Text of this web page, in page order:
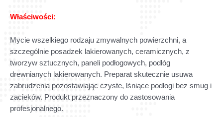
Właściwości:
Mycie wszelkiego rodzaju zmywalnych powierzchni, a
szczególnie posadzek lakierowanych, ceramicznych, z
tworzyw sztucznych, paneli podłogowych, podłóg
drewnianych lakierowanych. Preparat skutecznie usuwa
zabrudzenia pozostawiając czyste, lśniące podłogi bez smug i
zacieków. Produkt przeznaczony do zastosowania
profesjonalnego.